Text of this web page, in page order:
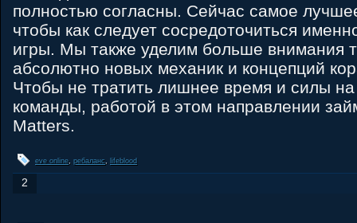
полностью согласны. Сейчас самое
чтобы как следует сосредоточиться
игры. Мы также уделим больше внимания
абсолютно новых механик и концепций
Чтобы не тратить лишнее время и силы
команды, работой в этом направлении
Matters.
eve online, ребаланс, lifeblood
2